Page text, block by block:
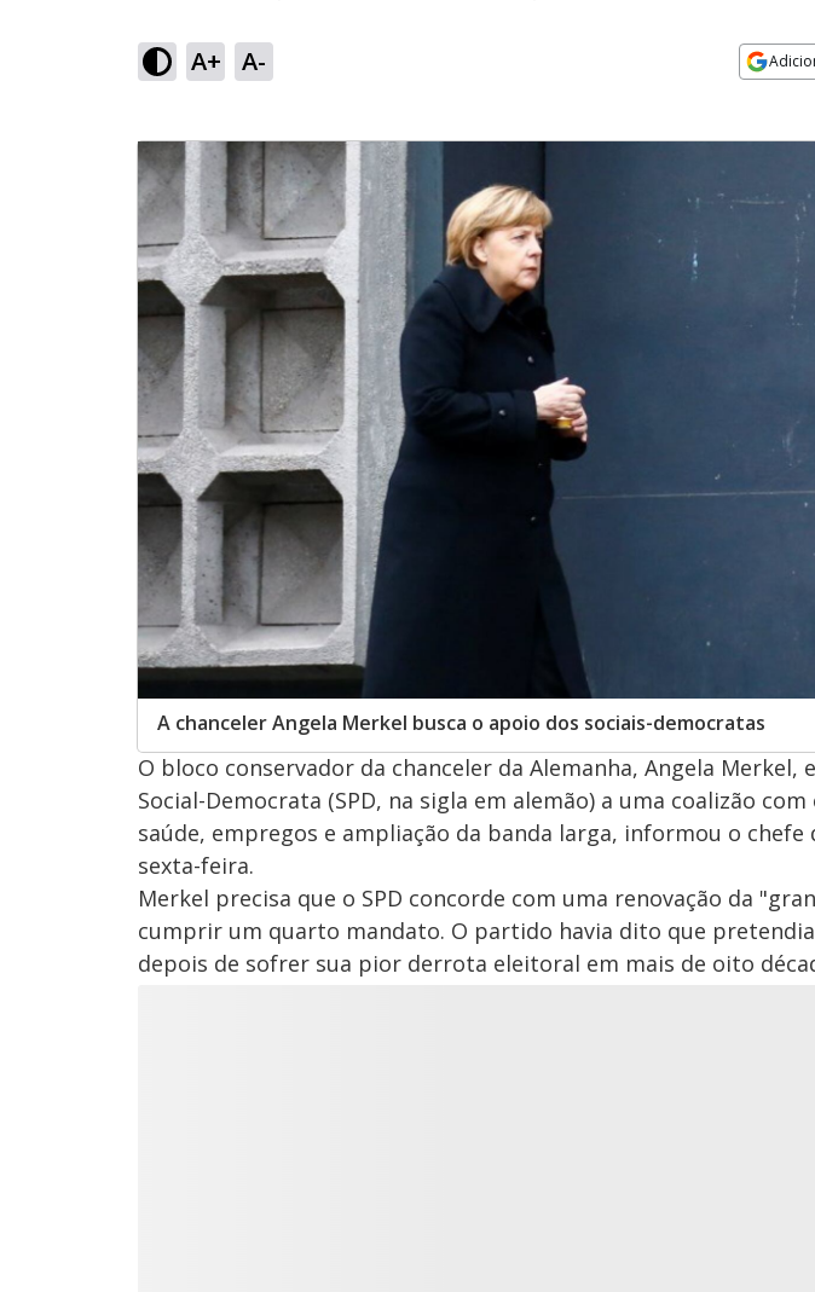
A+ A-
A chanceler Angela Merkel busca o apoio dos sociais-democratas
O bloco conservador da chanceler da Alemanha, Angela
Social-Democrata (SPD, na sigla em alemão) a uma coalizão
saúde, empregos e ampliação da banda larga, informou o chefe
sexta-feira.
Merkel precisa que o SPD concorde com uma renovação da
cumprir um quarto mandato. O partido havia dito que
depois de sofrer sua pior derrota eleitoral em mais de oito